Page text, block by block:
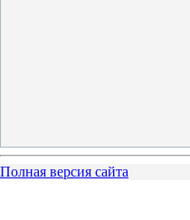
Полная версия сайта